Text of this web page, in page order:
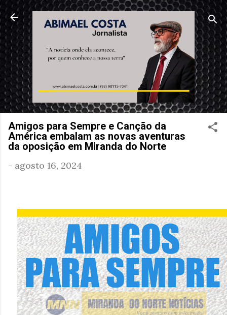
Pular para o conteúdo principal
Amigos para Sempre e Canção da
América embalam as novas aventuras
da oposição em Miranda do Norte
- agosto 16, 2024